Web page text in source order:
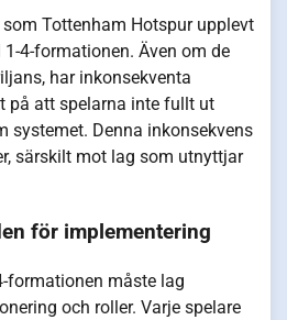
Tottenham Hotspur upplevt
4-formationen. Även om de
har inkonsekventa
på att spelarna inte fullt ut
systemet. Denna inkonsekvens
särskilt mot lag som utnyttjar
för implementering
formationen måste lag
och roller. Varje spelare